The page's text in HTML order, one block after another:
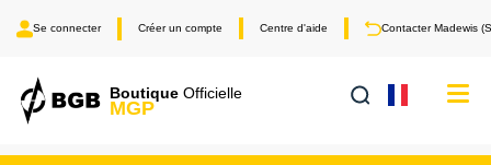
Centre d'aide Contacter Madewis
Créer un compte
Se connecter
Boutique Officielle
MGP